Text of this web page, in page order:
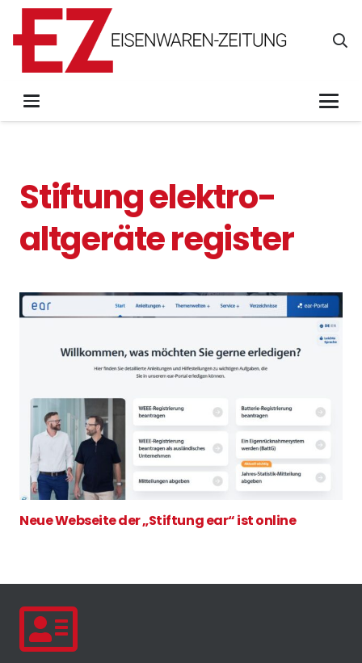
Stiftung elektro-
altgeräte register
Neue Webseite der „Stiftung ear“ ist online